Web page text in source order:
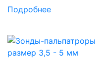
Подробнее